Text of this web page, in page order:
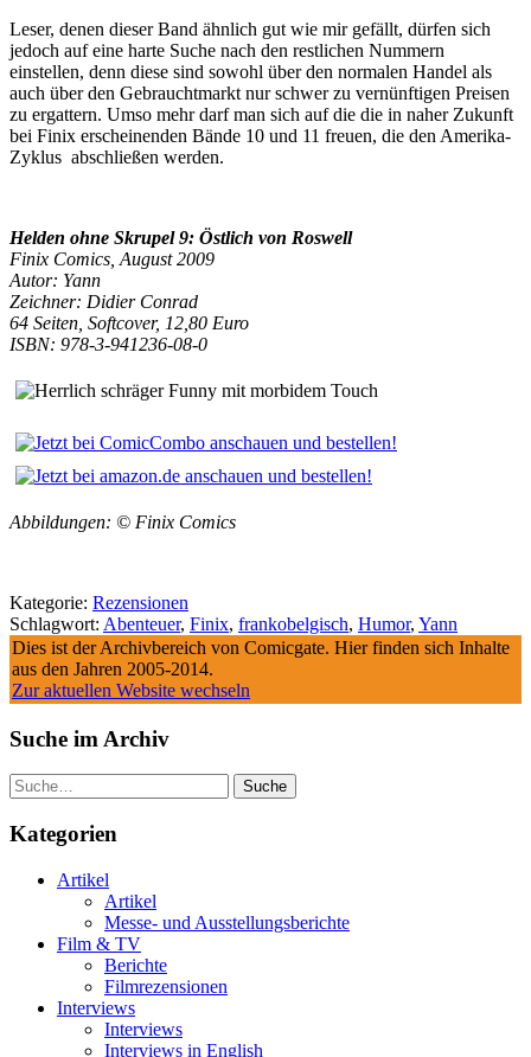
Leser, denen dieser Band ähnlich gut wie mir gefällt, dürfen sich
jedoch auf eine harte Suche nach den restlichen Nummern
einstellen, denn diese sind sowohl über den normalen Handel als
auch über den Gebrauchtmarkt nur schwer zu vernünftigen Preisen
zu ergattern. Umso mehr darf man sich auf die die in naher Zukunft
bei Finix erscheinenden Bände 10 und 11 freuen, die den Amerika-
Zyklus abschließen werden.
Helden ohne Skrupel 9: Östlich von Roswell
Finix Comics, August 2009
Autor: Yann
Zeichner: Didier Conrad
64 Seiten, Softcover, 12,80 Euro
ISBN: 978-3-941236-08-0
Abbildungen: © Finix Comics
Kategorie: Rezensionen
Schlagwort: Abenteuer, Finix, frankobelgisch, Humor, Yann
Dies ist der Archivbereich von Comicgate. Hier finden sich Inhalte
aus den Jahren 2005-2014.
Zur aktuellen Website wechseln
Suche im Archiv
Suche
Kategorien
Artikel
Artikel
Messe- und Ausstellungsberichte
Film & TV
Berichte
Filmrezensionen
Interviews
Interviews
Interviews in English